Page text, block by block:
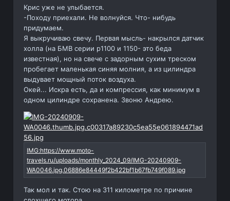
Крис уже не улыбается.
-Походу приехали. Не волнуйся. Что- нибудь
придумаем.
Я выкручиваю свечу. Первая мысль- накрылся датчик
холла (на БМВ серии р1100 и 1150- это беда
известная), но на свече с задорным сухим треском
пробегает маленькая синяя молния, а из цилиндра
выдувает мощный поток воздуха.
Окей... Искра есть, да и компрессия, как минимум в
одном цилиндре сохранена. Звоню Андрею.
Так мол и так. Стою на 311 километре по причине